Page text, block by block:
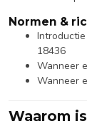
Normen &
18436
Wanneer
Wanneer
Waarom